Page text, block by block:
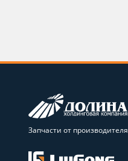
Запчасти от производителя